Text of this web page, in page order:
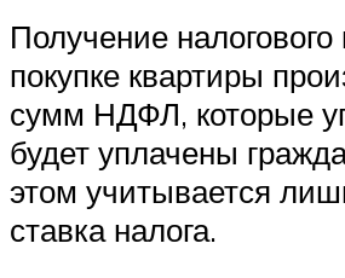
Получение
покупке квартиры
сумм НДФЛ, которые
будет уплачены
этом учитывается
ставка налога.